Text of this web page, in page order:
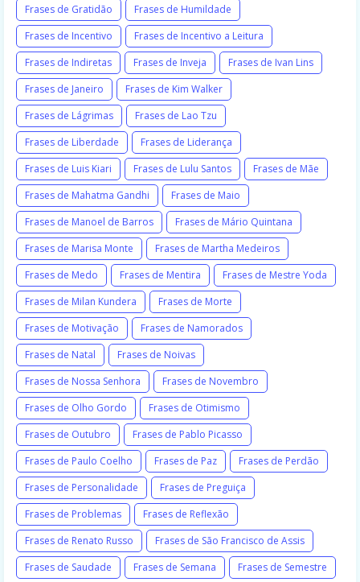
Frases de Gratidão
Frases de Humildade
Frases de Incentivo
Frases de Incentivo a Leitura
Frases de Indiretas
Frases de Inveja
Frases de Ivan Lins
Frases de Janeiro
Frases de Kim Walker
Frases de Lágrimas
Frases de Lao Tzu
Frases de Liberdade
Frases de Liderança
Frases de Luis Kiari
Frases de Lulu Santos
Frases de Mãe
Frases de Mahatma Gandhi
Frases de Maio
Frases de Manoel de Barros
Frases de Mário Quintana
Frases de Marisa Monte
Frases de Martha Medeiros
Frases de Medo
Frases de Mentira
Frases de Mestre Yoda
Frases de Milan Kundera
Frases de Morte
Frases de Motivação
Frases de Namorados
Frases de Natal
Frases de Noivas
Frases de Nossa Senhora
Frases de Novembro
Frases de Olho Gordo
Frases de Otimismo
Frases de Outubro
Frases de Pablo Picasso
Frases de Paulo Coelho
Frases de Paz
Frases de Perdão
Frases de Personalidade
Frases de Preguiça
Frases de Problemas
Frases de Reflexão
Frases de Renato Russo
Frases de São Francisco de Assis
Frases de Saudade
Frases de Semana
Frases de Semestre